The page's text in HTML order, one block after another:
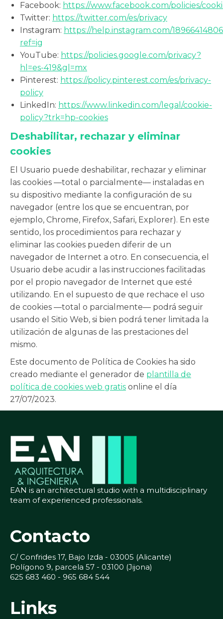
Facebook: https://www.facebook.com/policies/
Twitter: https://twitter.com/es/privacy
Instagram: https://help.instagram.com/
ref=ig
YouTube: https://policies.google.com/privacy?
hl=es-419&gl=mx
Pinterest: https://policy.pinterest.com/es/privacy-
policy
LinkedIn: https://www.linkedin.com/legal/cookie-
policy?trk=hp-cookies
Deshabilitar, rechazar y eliminar
cookies
El Usuario puede deshabilitar, rechazar y eliminar
las cookies —total o parcialmente— instaladas en
su dispositivo mediante la configuración de su
navegador (entre los que se encuentran, por
ejemplo, Chrome, Firefox, Safari, Explorer). En este
sentido, los procedimientos para rechazar y
eliminar las cookies pueden diferir de un
navegador de Internet a otro. En consecuencia, el
Usuario debe acudir a las instrucciones facilitadas
por el propio navegador de Internet que esté
utilizando. En el supuesto de que rechace el uso
de cookies —total o parcialmente— podrá seguir
usando el Sitio Web, si bien podrá tener limitada la
utilización de algunas de las prestaciones del
mismo.
Este documento de Política de Cookies ha sido
creado mediante el generador de plantilla de
política de cookies web gratis online el día
27/07/2023.
EAN is an architectural studio with a multidisciplinary
team of experienced professionals.
Contacto
C/ Confrides 17, Bajo Izda - 03005 (Alicante)
Polígono 9, parcela 57 - 03100 (Jijona)
625 683 460 - 965 684 544
Links